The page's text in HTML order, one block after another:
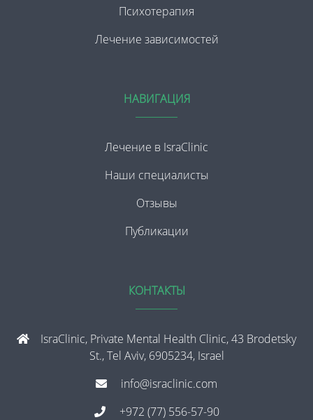
Психотерапия
Лечение зависимостей
НАВИГАЦИЯ
Лечение в IsraClinic
Наши специалисты
Отзывы
Публикации
КОНТАКТЫ
IsraClinic, Private Mental Health Clinic, 43 Brodetsky
St., Tel Aviv, 6905234, Israel
info@israclinic.com
+972 (77) 556-57-90